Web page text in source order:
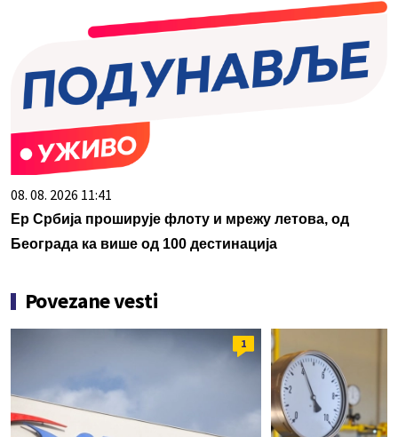
08. 08. 2026 11:41
Ер Србија проширује флоту и мрежу летова, од
Београда ка више од 100 дестинација
Povezane vesti
1